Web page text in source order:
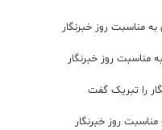
مناسبت روز خبرنگار
مناسبت روز خبرنگار
را تبریک گفت
روز خبرنگار